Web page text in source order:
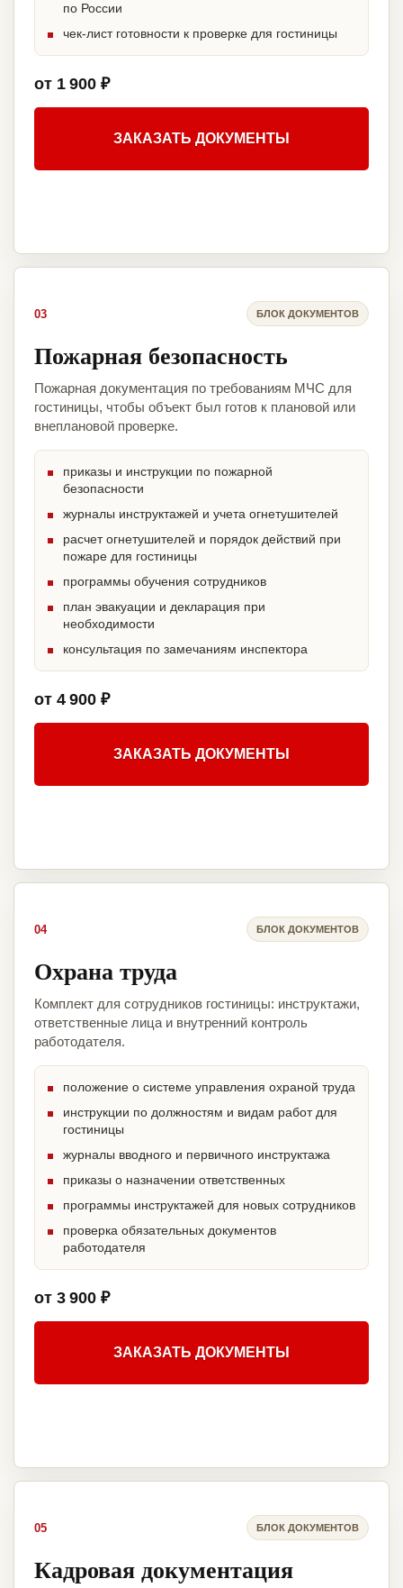
по России
чек-лист готовности к проверке для гостиницы
от 1 900 ₽
ЗАКАЗАТЬ ДОКУМЕНТЫ
03 БЛОК ДОКУМЕНТОВ
Пожарная безопасность
Пожарная документация по требованиям МЧС для
гостиницы, чтобы объект был готов к плановой или
внеплановой проверке.
приказы и инструкции по пожарной
безопасности
журналы инструктажей и учета огнетушителей
расчет огнетушителей и порядок действий при
пожаре для гостиницы
программы обучения сотрудников
план эвакуации и декларация при
необходимости
консультация по замечаниям инспектора
от 4 900 ₽
ЗАКАЗАТЬ ДОКУМЕНТЫ
04 БЛОК ДОКУМЕНТОВ
Охрана труда
Комплект для сотрудников гостиницы: инструктажи,
ответственные лица и внутренний контроль
работодателя.
положение о системе управления охраной труда
инструкции по должностям и видам работ для
гостиницы
журналы вводного и первичного инструктажа
приказы о назначении ответственных
программы инструктажей для новых сотрудников
проверка обязательных документов
работодателя
от 3 900 ₽
ЗАКАЗАТЬ ДОКУМЕНТЫ
05 БЛОК ДОКУМЕНТОВ
Кадровая документация